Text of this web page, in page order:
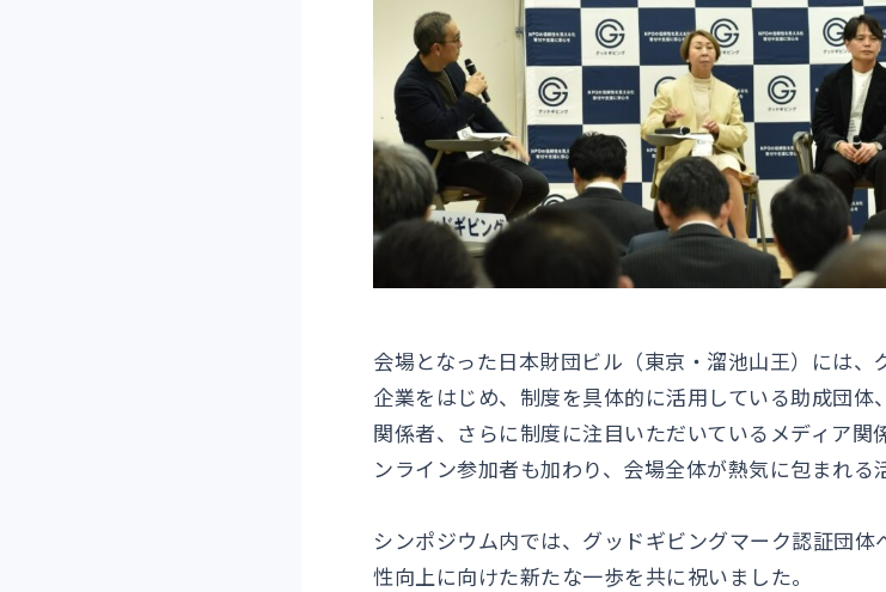
会場となった日本財団ビル（東京・溜池山王）には
企業をはじめ、制度を具体的に活用している助成団
関係者、さらに制度に注目いただいているメディア
ンライン参加者も加わり、会場全体が熱気に包まれる
シンポジウム内では、グッドギビングマーク認証団
性向上に向けた新たな一歩を共に祝いました。